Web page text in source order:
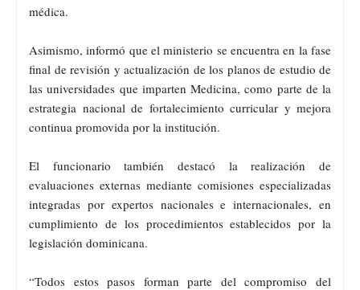
médica.
Asimismo, informó que el ministerio se encuentra en la fase
final de revisión y actualización de los planos de estudio de
las universidades que imparten Medicina, como parte de la
estrategia nacional de fortalecimiento curricular y mejora
continua promovida por la institución.
El funcionario también destacó la realización de
evaluaciones externas mediante comisiones especializadas
integradas por expertos nacionales e internacionales, en
cumplimiento de los procedimientos establecidos por la
legislación dominicana.
“Todos estos pasos forman parte del compromiso del